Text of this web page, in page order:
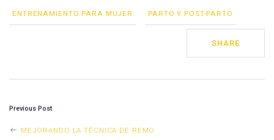
ENTRENAMIENTO PARA MUJER PARTO Y POST-PARTO
SHARE
Previous Post
MEJORANDO LA TÉCNICA DE REMO